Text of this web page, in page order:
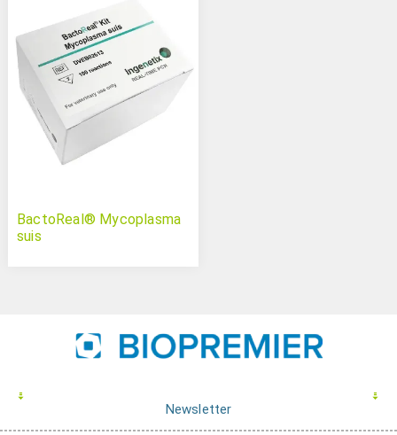
BactoReal® Mycoplasma
suis
Newsletter